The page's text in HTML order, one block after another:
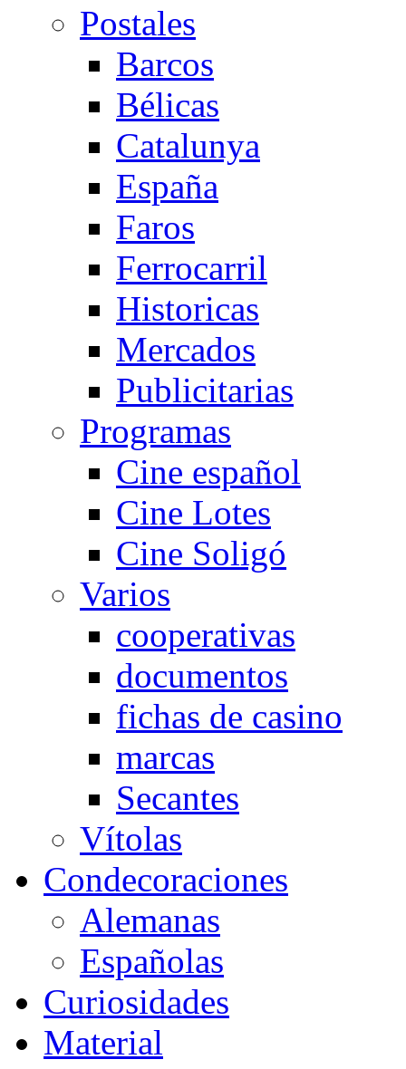
Postales
Barcos
Bélicas
Catalunya
España
Faros
Ferrocarril
Historicas
Mercados
Publicitarias
Programas
Cine español
Cine Lotes
Cine Soligó
Varios
cooperativas
documentos
fichas de casino
marcas
Secantes
Vítolas
Condecoraciones
Alemanas
Españolas
Curiosidades
Material